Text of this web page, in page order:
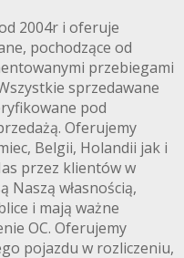
2004r i oferuje
pochodzące od
przebiegami
sprzedawane
pod
Oferujemy
Belgii, Holandii jak i
przez klientów w
Naszą własnością,
i mają ważne
OC. Oferujemy
pojazdu w rozliczeniu,